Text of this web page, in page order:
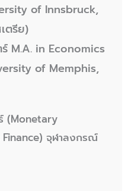
of Innsbruck,
ตรีย)
M.A. in Economics
of Memphis,
(Monetary
จุฬาลงกรณ์